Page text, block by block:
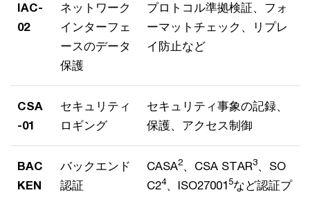
IAC-
02
ネットワーク
インターフェ
ースのデータ
保護
プロトコル準拠検証、フォ
ーマットチェック、リプレ
イ防止など
CSA
-01
セキュリティ
ロギング
セキュリティ事象の記録、
保護、アクセス制御
BAC
KEN
バックエンド
認証
CASA2、CSA STAR3、SO
C24、ISO270015など認証プ